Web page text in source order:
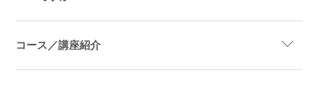
コース／講座紹介